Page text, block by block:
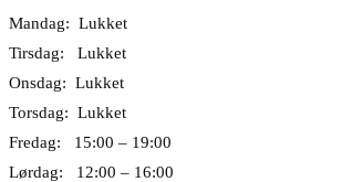
Mandag: Lukket
Tirsdag: Lukket
Onsdag: Lukket
Torsdag: Lukket
Fredag: 15:00 – 19:00
Lørdag: 12:00 – 16:00